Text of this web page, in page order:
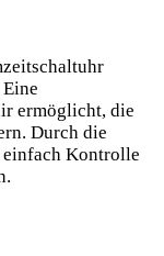
ermöglicht, die
Durch die
einfach Kontrolle